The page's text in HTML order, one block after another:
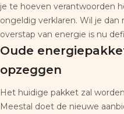
je te hoeven verantwoorden
ongeldig verklaren. Wil je dan
overstap van energie is nu
Oude
opzeggen
Het huidige pakket zal
Meestal doet de nieuwe